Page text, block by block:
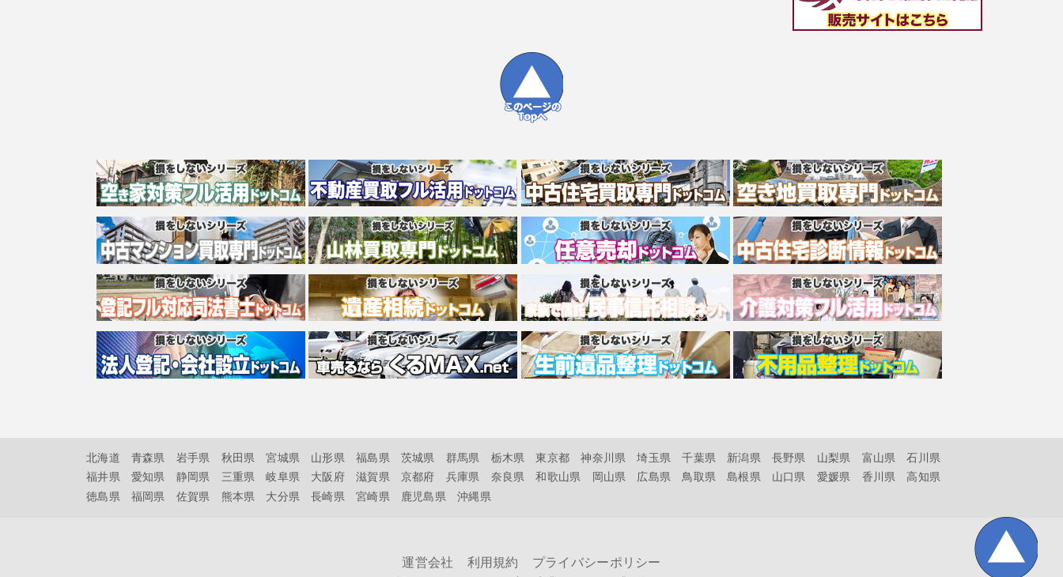
北海道 青森県 岩手県 秋田県 宮城県 山形県 福島県 茨城県 群馬県 栃木県 東京都 神奈川県 埼玉県 千葉県 新潟県 長野県 山梨県 富山県
石川県
福井県
愛知県 静岡県 三重県 岐阜県 大阪府 滋賀県 京都府 兵庫県 奈良県 和歌山県 岡山県 広島県 鳥取県 島根県 山口県 愛媛県 香川県
高知県
徳島県
福岡県 佐賀県 熊本県 大分県 長崎県 宮崎県 鹿児島県 沖縄県
運営会社 利用規約 プライバシーポリシー